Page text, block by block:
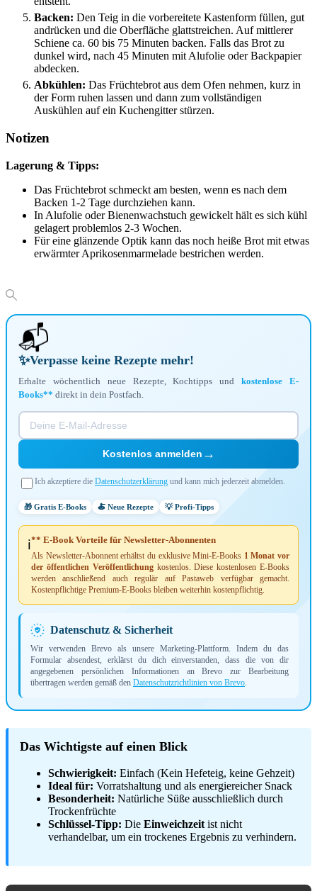
Backen: Den Teig in die vorbereitete Kastenform füllen, gut
andrücken und die Oberfläche glattstreichen. Auf mittlerer
Schiene ca. 60 bis 75 Minuten backen. Falls das Brot zu
dunkel wird, nach 45 Minuten mit Alufolie oder Backpapier
abdecken.
Abkühlen: Das Früchtebrot aus dem Ofen nehmen, kurz in
der Form ruhen lassen und dann zum vollständigen
Auskühlen auf ein Kuchengitter stürzen.
Notizen
Lagerung & Tipps:
Das Früchtebrot schmeckt am besten, wenn es nach dem
Backen 1-2 Tage durchziehen kann.
In Alufolie oder Bienenwachstuch gewickelt hält es sich kühl
gelagert problemlos 2-3 Wochen.
Für eine glänzende Optik kann das noch heiße Brot mit etwas
erwärmter Aprikosenmarmelade bestrichen werden.
📬
✨Verpasse keine Rezepte mehr!
Erhalte wöchentlich neue Rezepte, Kochtipps undkostenlose E-
Books** direkt in dein Postfach.
Kostenlos anmelden →
Ich akzeptiere die Datenschutzerklärung und kann mich jederzeit abmelden.
🎁 Gratis E-Books 🍝 Neue Rezepte 💡 Profi-Tipps
ℹ️** E-Book Vorteile für Newsletter-Abonnenten
Als Newsletter-Abonnent erhältst du exklusive Mini-E-Books 1 Monat vor
der öffentlichen Veröffentlichungkostenlos. Diese kostenlosen E-Books
werden anschließend auch regulär auf Pastaweb verfügbar gemacht.
Kostenpflichtige Premium-E-Books bleiben weiterhin kostenpflichtig.
Datenschutz & Sicherheit
Wir verwenden Brevo als unsere Marketing-Plattform. Indem du das
Formular absendest, erklärst du dich einverstanden, dass die von dir
angegebenen persönlichen Informationen an Brevo zur Bearbeitung
übertragen werden gemäß den Datenschutzrichtlinien von Brevo
Das Wichtigste auf einen Blick
Schwierigkeit: Einfach (Kein Hefeteig, keine Gehzeit)
Ideal für: Vorratshaltung und als energiereicher Snack
Besonderheit: Natürliche Süße ausschließlich durch
Trockenfrüchte
Schlüssel-Tipp: Die Einweichzeit ist nicht
verhandelbar, um ein trockenes Ergebnis zu verhindern.